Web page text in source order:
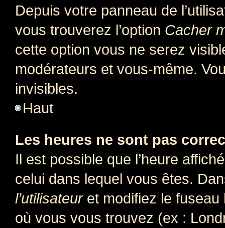
Depuis votre panneau de
vous trouverez l’option Cacher
cette option vous ne serez
modérateurs et vous-même.
invisibles.
Haut
Les heures ne sont pas
Il est possible que l’heure
celui dans lequel vous êtes.
l’utilisateuret modifiez le fuseau
où vous vous trouvez (ex :